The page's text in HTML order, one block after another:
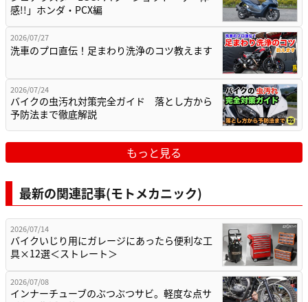
感!!」ホンダ・PCX編
2026/07/27
洗車のプロ直伝！足まわり洗浄のコツ教えます
2026/07/24
バイクの虫汚れ対策完全ガイド 落とし方から
予防法まで徹底解説
もっと見る
最新の関連記事(モトメカニック)
2026/07/14
バイクいじり用にガレージにあったら便利な工
具×12選＜ストレート＞
2026/07/08
インナーチューブのぶつぶつサビ。軽度な点サ